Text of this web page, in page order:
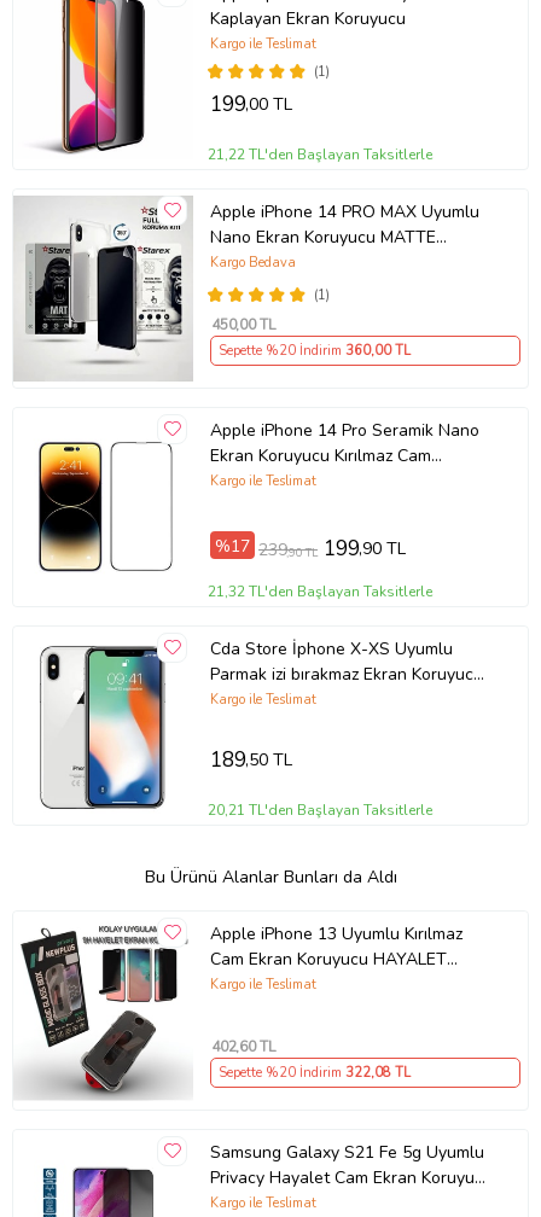
Kaplayan Ekran Koruyucu
(1)
Kargo ile Teslimat
199,00 TL
21,22 TL'den Başlayan Taksitlerle
Apple iPhone 14 PRO MAX Uyumlu
Nano Ekran Koruyucu MATTE
HAYALET - Full Arka Kaplama 360
Koruma STAREX
(1)
Kargo Bedava
450,00 TL
Sepette %20 İndirim 360,00 TL
Apple iPhone 14 Pro Seramik Nano
Ekran Koruyucu Kırılmaz Cam
(Şeffaf)
Kargo ile Teslimat
%17 239,90 TL 199,90 TL
21,32 TL'den Başlayan Taksitlerle
Cda Store İphone X-XS Uyumlu
Parmak izi bırakmaz Ekran Koruyucu
Nano MAT Jelatin
Kargo ile Teslimat
189,50 TL
20,21 TL'den Başlayan Taksitlerle
Bu Ürünü Alanlar Bunları da Aldı
Apple iPhone 13 Uyumlu Kırılmaz
Cam Ekran Koruyucu HAYALET
Çekmeli Kolay Montaj - 9H -
Kargo ile Teslimat
402,60 TL
Sepette %20 İndirim 322,08 TL
Samsung Galaxy S21 Fe 5g Uyumlu
Privacy Hayalet Cam Ekran Koruyucu
(Siyah)
Kargo ile Teslimat